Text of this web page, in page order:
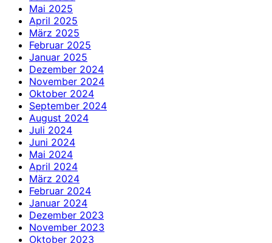
Mai 2025
April 2025
März 2025
Februar 2025
Januar 2025
Dezember 2024
November 2024
Oktober 2024
September 2024
August 2024
Juli 2024
Juni 2024
Mai 2024
April 2024
März 2024
Februar 2024
Januar 2024
Dezember 2023
November 2023
Oktober 2023